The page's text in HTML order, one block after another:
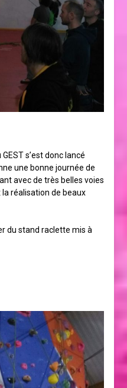
s’est donc lancé
une bonne journée de
avec de très belles voies
réalisation de beaux
du stand raclette mis à